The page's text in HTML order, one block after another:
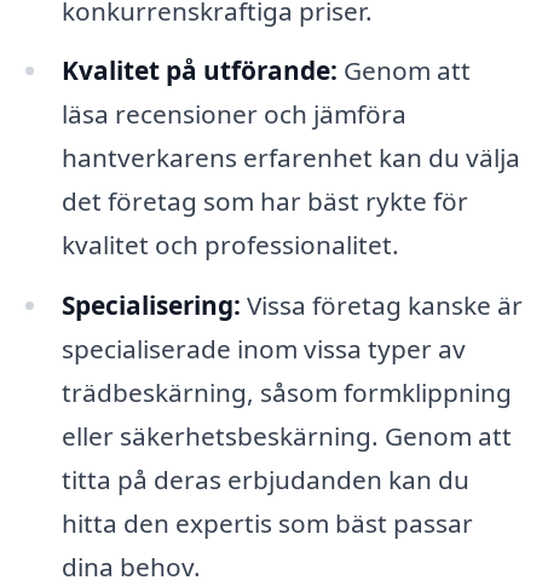
konkurrenskraftiga priser.
Kvalitet på utförande: Genom att
läsa recensioner och jämföra
hantverkarens erfarenhet kan du välja
det företag som har bäst rykte för
kvalitet och professionalitet.
Specialisering: Vissa företag kanske är
specialiserade inom vissa typer av
trädbeskärning, såsom formklippning
eller säkerhetsbeskärning. Genom att
titta på deras erbjudanden kan du
hitta den expertis som bäst passar
dina behov.